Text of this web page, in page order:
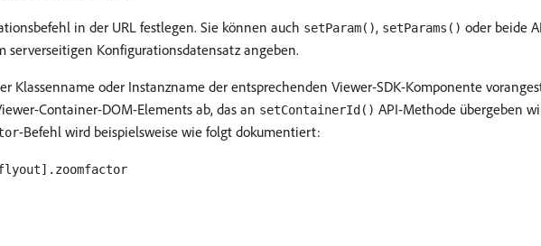
in der URL festlegen. Sie können auch setParam(), setParams() oder beide
Konfigurationsdatensatz angeben.
Klassenname oder Instanzname der entsprechenden Viewer-SDK-Komponente
Container-DOM-Elements ab, das an setContainerId() API-Methode übergeben
-Befehl wird beispielsweise wie folgt dokumentiert: